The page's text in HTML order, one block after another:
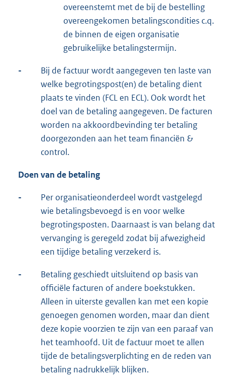
overeenstemt met de bij de bestelling
overeengekomen betalingscondities c.q.
de binnen de eigen organisatie
gebruikelijke betalingstermijn.
-
Bij de factuur wordt aangegeven ten laste van
welke begrotingspost(en) de betaling dient
plaats te vinden (FCL en ECL). Ook wordt het
doel van de betaling aangegeven. De facturen
worden na akkoordbevinding ter betaling
doorgezonden aan het team financiën &
control.
Doen van de betaling
-
Per organisatieonderdeel wordt vastgelegd
wie betalingsbevoegd is en voor welke
begrotingsposten. Daarnaast is van belang dat
vervanging is geregeld zodat bij afwezigheid
een tijdige betaling verzekerd is.
-
Betaling geschiedt uitsluitend op basis van
officiële facturen of andere boekstukken.
Alleen in uiterste gevallen kan met een kopie
genoegen genomen worden, maar dan dient
deze kopie voorzien te zijn van een paraaf van
het teamhoofd. Uit de factuur moet te allen
tijde de betalingsverplichting en de reden van
betaling nadrukkelijk blijken.